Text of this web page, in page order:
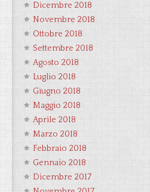
Dicembre 2018
Novembre 2018
Ottobre 2018
Settembre 2018
Agosto 2018
Luglio 2018
Giugno 2018
Maggio 2018
Aprile 2018
Marzo 2018
Febbraio 2018
Gennaio 2018
Dicembre 2017